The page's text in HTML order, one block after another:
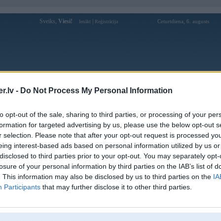
- Do Not Process My Personal Information
opt-out of the sale, sharing to third parties, or processing of your
for targeted advertising by us, please use the below opt-out
selection. Please note that after your opt-out request is processed
interest-based ads based on personal information utilized by us
to third parties prior to your opt-out. You may separately
of your personal information by third parties on the IAB’s list of
This information may also be disclosed by us to third parties on the
Participants that may further disclose it to other third parties.
Sveiks, Viesi! Ienākt Reģistrācija Ceturtdiena, 6. augusts
Forums Galerijas Reģistrācija Lietotāji
ziņā arī bezjēdzīgs „BMW” 5.sērijas (E60) balstiekārtas salīdzinājums ar „Citroen C6”, kas
veic, abiem automobiļiem uzstādot video kameras un filmējot zirgu skriešanās
balstiekārta. Rezultāts izrādījās visai interesants.